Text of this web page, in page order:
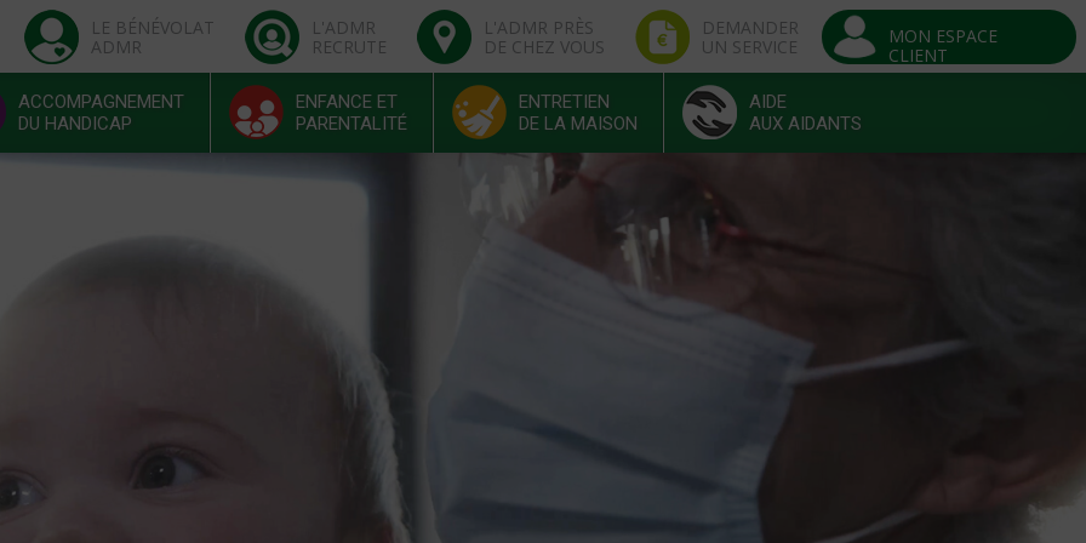
LE BÉNÉVOLAT
ADMR
L'ADMR
RECRUTE
L'ADMR PRÈS
DE CHEZ VOUS
DEMANDER
UN SERVICE
MON ESPACE
CLIENT
ACCOMPAGNEMENT
DU HANDICAP
ENFANCE ET
PARENTALITÉ
ENTRETIEN
DE LA MAISON
AIDE
AUX AIDANTS